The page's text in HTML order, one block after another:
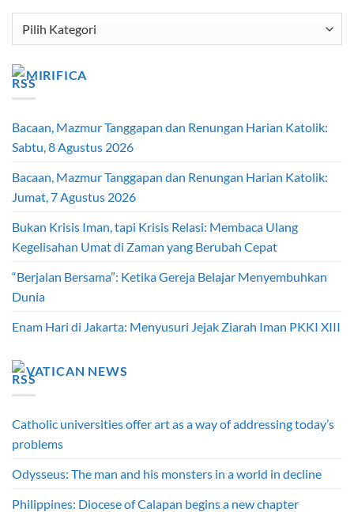
Kategori
MIRIFICA
Bacaan, Mazmur Tanggapan dan Renungan Harian Katolik:
Sabtu, 8 Agustus 2026
Bacaan, Mazmur Tanggapan dan Renungan Harian Katolik:
Jumat, 7 Agustus 2026
Bukan Krisis Iman, tapi Krisis Relasi: Membaca Ulang
Kegelisahan Umat di Zaman yang Berubah Cepat
“Berjalan Bersama”: Ketika Gereja Belajar Menyembuhkan
Dunia
Enam Hari di Jakarta: Menyusuri Jejak Ziarah Iman PKKI XIII
VATICAN NEWS
Catholic universities offer art as a way of addressing today’s
problems
Odysseus: The man and his monsters in a world in decline
Philippines: Diocese of Calapan begins a new chapter